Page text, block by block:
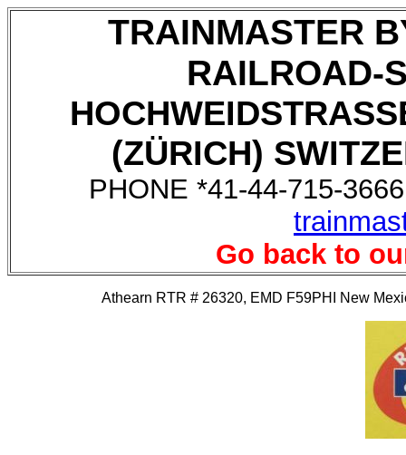
TRAINMASTER
RAILROAD-
(ZÜRICH)
PHONE *41-44-715-
Go back to
Athearn RTR # 26320, EMD F59PHI New